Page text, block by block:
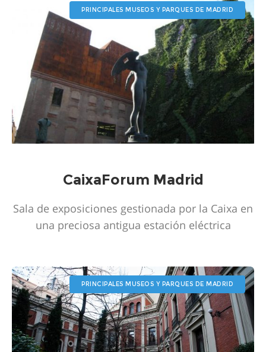
PRINCIPALES MUSEOS Y PARQUES DE MADRID
CaixaForum Madrid
Sala de exposiciones gestionada por la Caixa en
una preciosa antigua estación eléctrica
PRINCIPALES MUSEOS Y PARQUES DE MADRID